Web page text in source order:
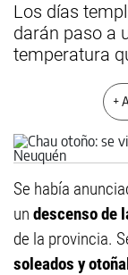
Los días
darán paso a
temperatura
+
Se había
un descenso de
de la provincia.
soleados y